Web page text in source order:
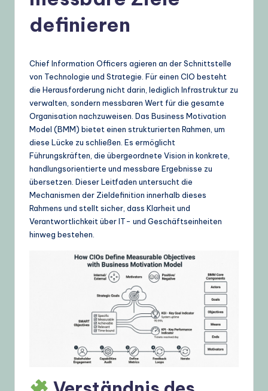
–
A
K
o
w
definieren
Chief Information Officers agieren an der Schnittstelle
von Technologie und Strategie. Für einen CIO besteht
die Herausforderung nicht darin, lediglich Infrastruktur zu
verwalten, sondern messbaren Wert für die gesamte
Organisation nachzuweisen. Das Business Motivation
Model (BMM) bietet einen strukturierten Rahmen, um
diese Lücke zu schließen. Es ermöglicht
Führungskräften, die übergeordnete Vision in konkrete,
handlungsorientierte und messbare Ergebnisse zu
übersetzen. Dieser Leitfaden untersucht die
Mechanismen der Zieldefinition innerhalb dieses
Rahmens und stellt sicher, dass Klarheit und
Verantwortlichkeit über IT- und Geschäftseinheiten
hinweg bestehen.